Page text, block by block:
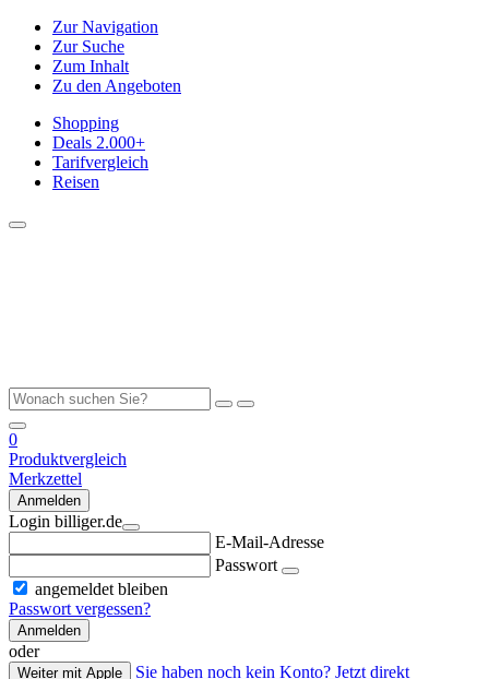
Zur Navigation
Zur Suche
Zum Inhalt
Zu den Angeboten
Shopping
Deals 2.000+
Tarifvergleich
Reisen
0
Produktvergleich
Merkzettel
Anmelden
Login billiger.de
E-Mail-Adresse
Passwort
angemeldet bleiben
Passwort vergessen?
Anmelden
oder
Weiter mit Apple
Sie haben noch kein Konto? Jetzt direkt